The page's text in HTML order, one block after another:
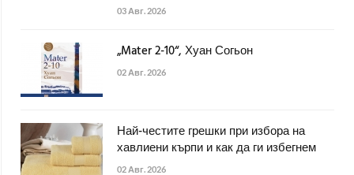
03 Авг. 2026
„Mater 2-10“, Хуан Согьон
02 Авг. 2026
Най-честите грешки при избора на
хавлиени кърпи и как да ги избегнем
02 Авг. 2026